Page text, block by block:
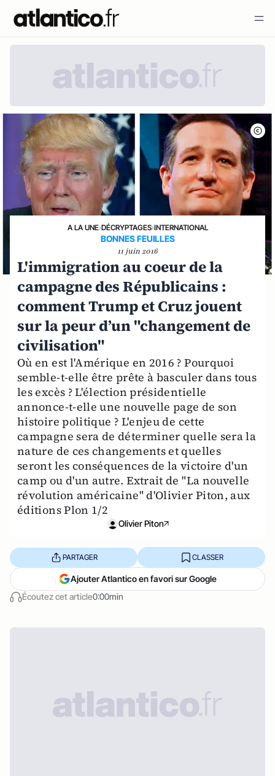
A LA UNE›DÉCRYPTAGES›INTERNATIONAL
BONNES FEUILLES
11 juin 2016
L'immigration au coeur de la
campagne des Républicains :
comment Trump et Cruz jouent
sur la peur d’un "changement de
civilisation"
Où en est l'Amérique en 2016 ? Pourquoi
semble-t-elle être prête à basculer dans tous
les excès ? L'élection présidentielle
annonce-t-elle une nouvelle page de son
histoire politique ? L'enjeu de cette
campagne sera de déterminer quelle sera la
nature de ces changements et quelles
seront les conséquences de la victoire d'un
camp ou d'un autre. Extrait de "La nouvelle
révolution américaine" d'Olivier Piton, aux
éditions Plon 1/2
Olivier Piton
Écoutez cet article0:00min
PARTAGER CLASSER
Ajouter Atlantico en favori sur Google